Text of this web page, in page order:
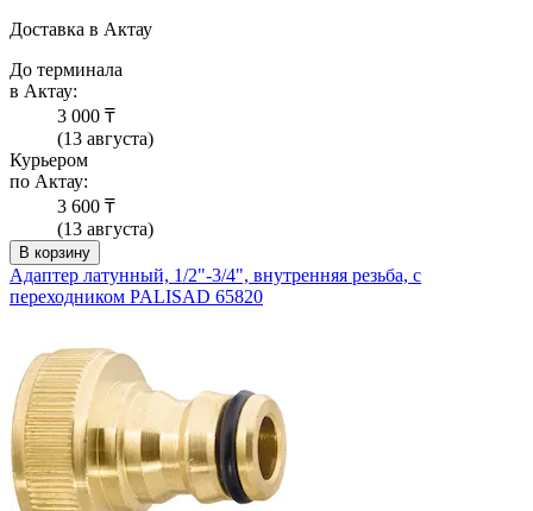
Доставка в Актау
До терминала
в Актау:
3 000 ₸
(13 августа)
Курьером
по Актау:
3 600 ₸
(13 августа)
В корзину
Адаптер латунный, 1/2"-3/4", внутренняя резьба, с
переходником PALISAD 65820